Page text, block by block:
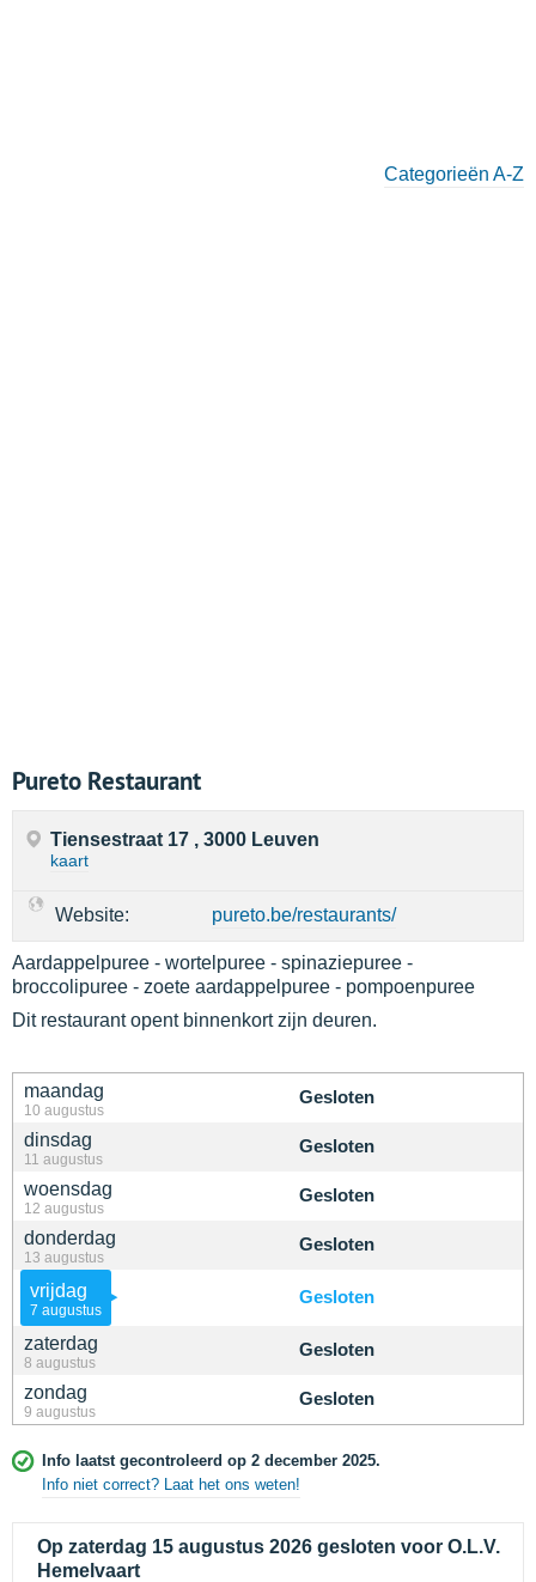
Categorieën A-Z
Pureto Restaurant
maandag
10 augustus
Gesloten
dinsdag
11 augustus
Gesloten
woensdag
12 augustus
Gesloten
donderdag
13 augustus
Gesloten
vrijdag
7 augustus
Gesloten
zaterdag
8 augustus
Gesloten
zondag
9 augustus
Gesloten
Info laatst gecontroleerd op 2 december 2025.
Info niet correct? Laat het ons weten!
Op zaterdag 15 augustus 2026 gesloten voor O.L.V.
Hemelvaart
Tiensestraat 17 , 3000 Leuven
kaart
Website: pureto.be/restaurants/
Aardappelpuree - wortelpuree - spinaziepuree -
broccolipuree - zoete aardappelpuree - pompoenpuree
Dit restaurant opent binnenkort zijn deuren.